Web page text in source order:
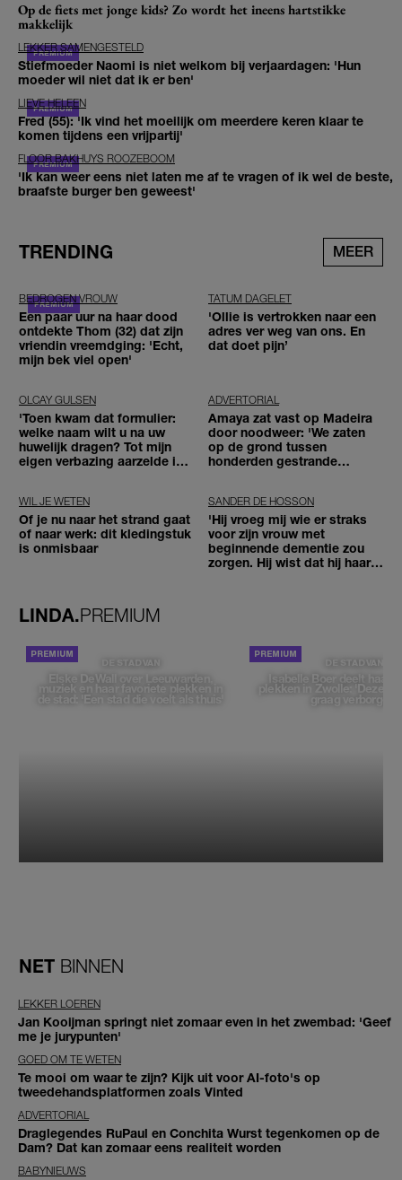
Op de fiets met jonge kids? Zo wordt het ineens hartstikke
makkelijk
LEKKER SAMENGESTELD
Stiefmoeder Naomi is niet welkom bij verjaardagen: 'Hun
moeder wil niet dat ik er ben'
LIEVE HELEEN
Fred (55): 'Ik vind het moeilijk om meerdere keren klaar te
komen tijdens een vrijpartij'
FLOOR BAKHUYS ROOZEBOOM
'Ik kan weer eens niet laten me af te vragen of ik wel de beste,
braafste burger ben geweest'
TRENDING MEER
BEDROGEN VROUW
Een paar uur na haar dood
ontdekte Thom (32) dat zijn
vriendin vreemdging: 'Echt,
mijn bek viel open'
TATUM DAGELET
'Ollie is vertrokken naar een
adres ver weg van ons. En
dat doet pijn’
OLCAY GULSEN
'Toen kwam dat formulier:
welke naam wilt u na uw
huwelijk dragen? Tot mijn
eigen verbazing aarzelde ik
ADVERTORIAL
Amaya zat vast op Madeira
door noodweer: 'We zaten
op de grond tussen
honderden gestrande
WIL JE WETEN
Of je nu naar het strand gaat
of naar werk: dit kledingstuk
is onmisbaar
SANDER DE HOSSON
'Hij vroeg mij wie er straks
voor zijn vrouw met
beginnende dementie zou
zorgen. Hij wist dat hij haar
LINDA.PREMIUM
DE STAD VAN
Elske DeWall over Leeuwarden,
muziek en haar favoriete plekken in
de stad: 'Een stad die voelt als thuis'
DE STAD VAN
Isabelle Boer deelt haar
plekken in Zwolle: 'Deze
graag verborgen'
NET BINNEN
LEKKER LOEREN
Jan Kooijman springt niet zomaar even in het zwembad: 'Geef
me je jurypunten'
GOED OM TE WETEN
Te mooi om waar te zijn? Kijk uit voor AI-foto's op
tweedehandsplatformen zoals Vinted
ADVERTORIAL
Draglegendes RuPaul en Conchita Wurst tegenkomen op de
Dam? Dat kan zomaar eens realiteit worden
BABYNIEUWS